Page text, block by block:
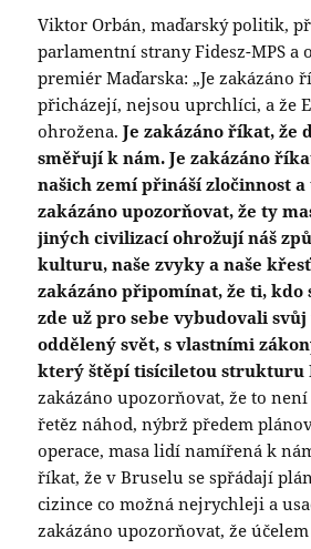
Viktor Orbán, maďarský politik,
parlamentní strany Fidesz-MPS a
premiér Maďarska: „Je zakázáno
přicházejí, nejsou uprchlíci, a že
ohrožena.Je zakázáno říkat, že
směřují k nám. Je zakázáno
našich zemí přináší zločinnost a
zakázáno upozorňovat, že ty
jiných civilizací ohrožují náš
kulturu, naše zvyky a naše
zakázáno připomínat, že ti, kdo
zde už pro sebe vybudovali
oddělený svět, s vlastními
který štěpí tisíciletou strukturu
zakázáno upozorňovat, že to
řetěz náhod, nýbrž předem
operace, masa lidí namířená k
říkat, že v Bruselu se spřádají
cizince co možná nejrychleji a
zakázáno upozorňovat, že